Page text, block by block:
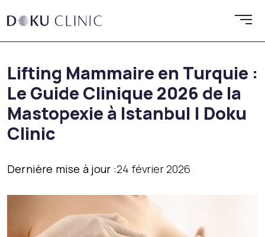
Lifting Mammaire en Turquie :
Le Guide Clinique 2026 de la
Mastopexie à Istanbul | Doku
Clinic
Dernière mise à jour :24 février 2026